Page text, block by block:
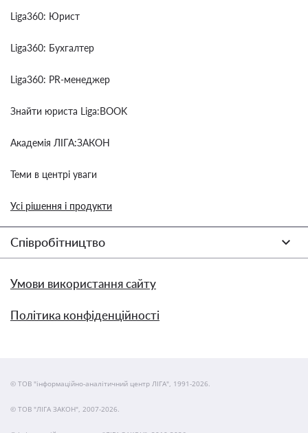
Liga360: Юрист
Liga360: Бухгалтер
Liga360: PR-менеджер
Знайти юриста Liga:BOOK
Академія ЛІГА:ЗАКОН
Теми в центрі уваги
Усі рішення і продукти
Співробітництво
Умови використання сайту
Політика конфіденційності
© ТОВ "інформаційно-аналітичний центр ЛІГА", 1991-2026.
© ТОВ "ЛІГА ЗАКОН", 2007-2026.